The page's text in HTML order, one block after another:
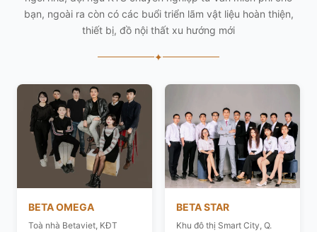
bạn, ngoài ra còn có các buổi triển lãm vật liệu hoàn thiện,
thiết bị, đồ nội thất xu hướng mới
✦
BETA OMEGA
Toà nhà Betaviet, KĐT
BETA STAR
Khu đô thị Smart City, Q.